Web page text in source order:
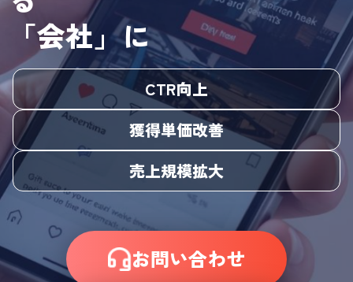
「会社」に
CTR向上
獲得単価改善
売上規模拡大
お問い合わせ